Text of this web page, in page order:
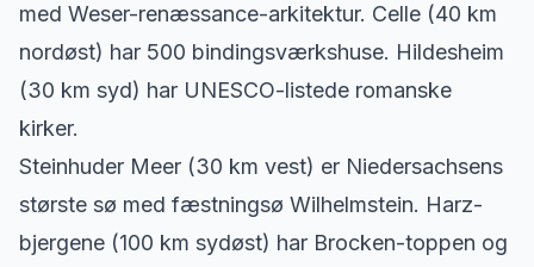
med Weser-renæssance-arkitektur. Celle (40 km
nordøst) har 500 bindingsværkshuse. Hildesheim
(30 km syd) har UNESCO-listede romanske
kirker.
Steinhuder Meer (30 km vest) er Niedersachsens
største sø med fæstningsø Wilhelmstein. Harz-
bjergene (100 km sydøst) har Brocken-toppen og